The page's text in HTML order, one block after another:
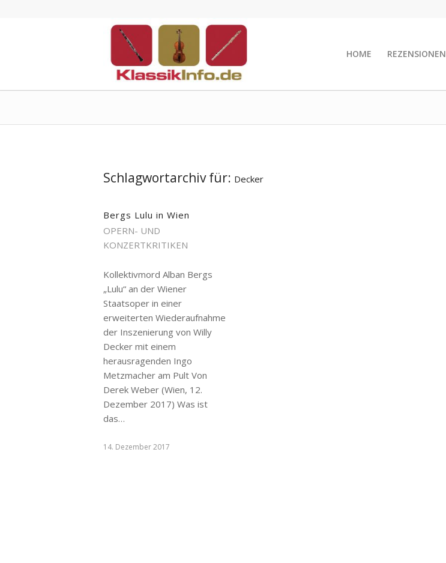
HOME REZENSIONEN
Schlagwortarchiv für: Decker
Bergs Lulu in Wien
OPERN- UND
KONZERTKRITIKEN
Kollektivmord Alban Bergs
„Lulu“ an der Wiener
Staatsoper in einer
erweiterten Wiederaufnahme
der Inszenierung von Willy
Decker mit einem
herausragenden Ingo
Metzmacher am Pult Von
Derek Weber (Wien, 12.
Dezember 2017) Was ist
das…
14. Dezember 2017